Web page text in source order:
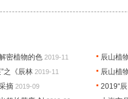
密植物的色 2019-11
辰山植
之《辰林 2019-11
辰山植
摘 2019-09
2019“